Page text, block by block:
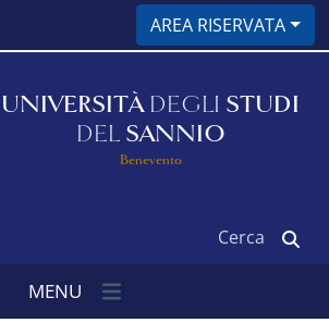
AREA RISERVATA
UNIVERSITÀ DEGLI STUDI
DEL SANNIO
Benevento
MENU